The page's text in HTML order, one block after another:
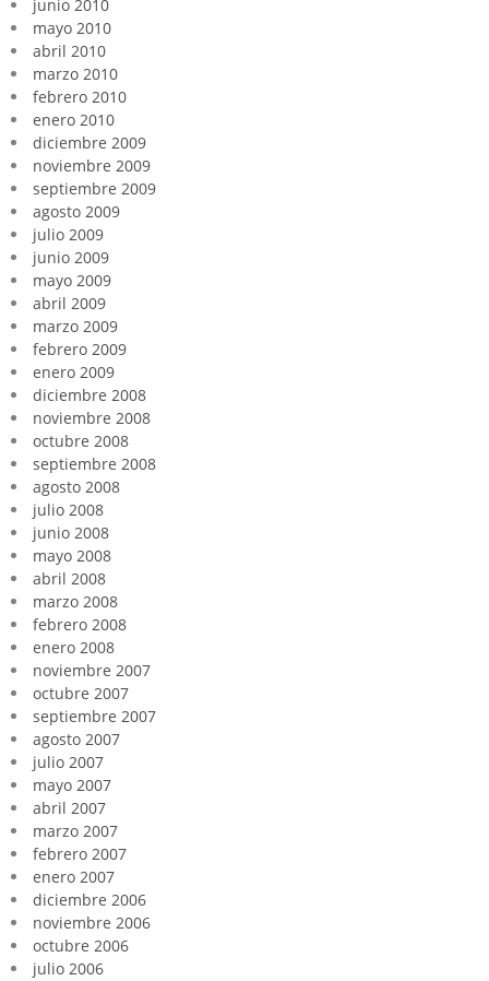
junio 2010
mayo 2010
abril 2010
marzo 2010
febrero 2010
enero 2010
diciembre 2009
noviembre 2009
septiembre 2009
agosto 2009
julio 2009
junio 2009
mayo 2009
abril 2009
marzo 2009
febrero 2009
enero 2009
diciembre 2008
noviembre 2008
octubre 2008
septiembre 2008
agosto 2008
julio 2008
junio 2008
mayo 2008
abril 2008
marzo 2008
febrero 2008
enero 2008
noviembre 2007
octubre 2007
septiembre 2007
agosto 2007
julio 2007
mayo 2007
abril 2007
marzo 2007
febrero 2007
enero 2007
diciembre 2006
noviembre 2006
octubre 2006
julio 2006